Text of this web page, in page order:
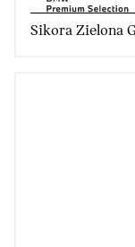
Sikora Zielona